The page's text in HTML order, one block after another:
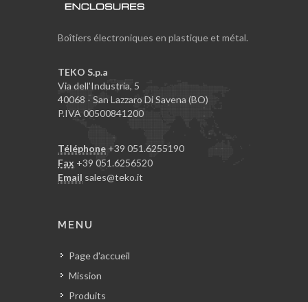
Boîtiers électroniques en plastique et métal.
TEKO S.p.a
Via dell'Industria, 5
40068 - San Lazzaro Di Savena (BO)
P.IVA 00500841200
Téléphone +39 051.6255190
Fax +39 051.6256520
Email sales@teko.it
MENU
Page d'accueil
Mission
Produits